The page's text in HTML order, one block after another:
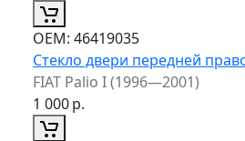
ОЕМ: 46419035
Стекло двери передней
FIAT Palio I (1996—2001)
1 000р.